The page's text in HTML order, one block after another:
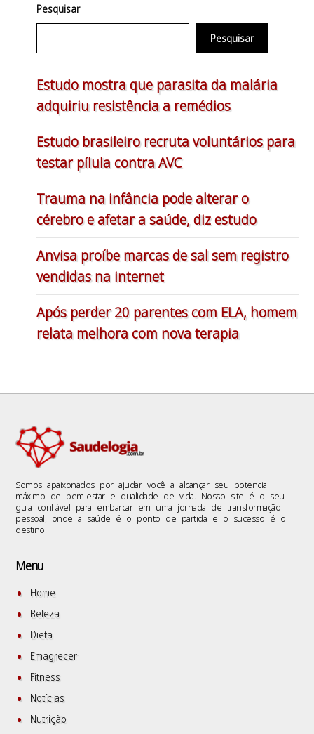
Pesquisar
Pesquisar
Estudo mostra que parasita da malária
adquiriu resistência a remédios
Estudo brasileiro recruta voluntários para
testar pílula contra AVC
Trauma na infância pode alterar o
cérebro e afetar a saúde, diz estudo
Anvisa proíbe marcas de sal sem registro
vendidas na internet
Após perder 20 parentes com ELA, homem
relata melhora com nova terapia
Somos apaixonados por ajudar você a alcançar seu potencial
máximo de bem-estar e qualidade de vida. Nosso site é o seu
guia confiável para embarcar em uma jornada de transformação
pessoal, onde a saúde é o ponto de partida e o sucesso é o
destino.
Menu
Home
Beleza
Dieta
Emagrecer
Fitness
Notícias
Nutrição